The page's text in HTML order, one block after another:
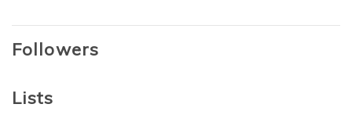
Followers
Lists